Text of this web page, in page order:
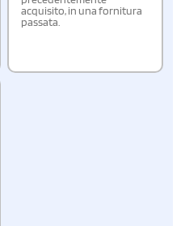
acquisito, in una fornitura
passata.